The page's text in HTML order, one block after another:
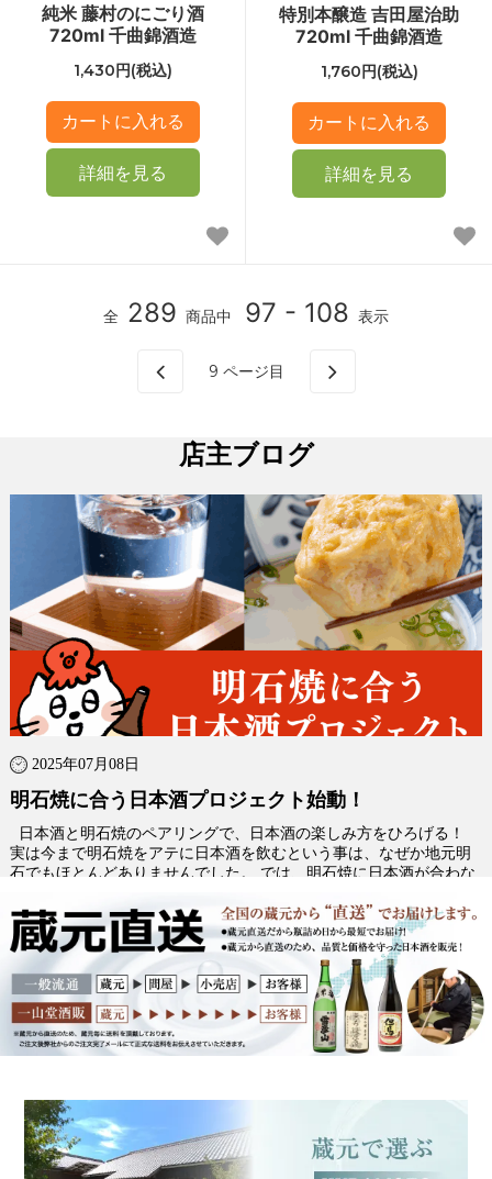
純米 藤村のにごり酒
720ml 千曲錦酒造
1,430円(税込)
詳細を見る
特別本醸造 吉田屋治助
720ml 千曲錦酒造
1,760円(税込)
詳細を見る
全 289 商品中 97 - 108 表示
9 ページ目